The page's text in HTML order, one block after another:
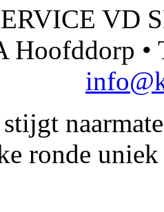
VD
Hoofddorp •
ronde